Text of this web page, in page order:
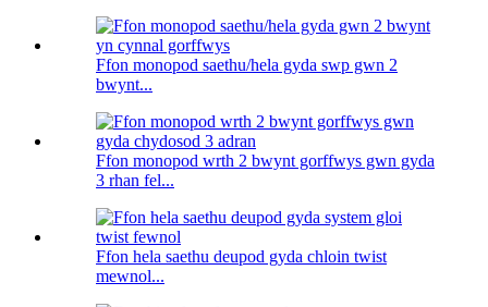
Ffon monopod saethu/hela gyda swp gwn 2
bwynt...
Ffon monopod wrth 2 bwynt gorffwys gwn gyda
3 rhan fel...
Ffon hela saethu deupod gyda chloin twist
mewnol...